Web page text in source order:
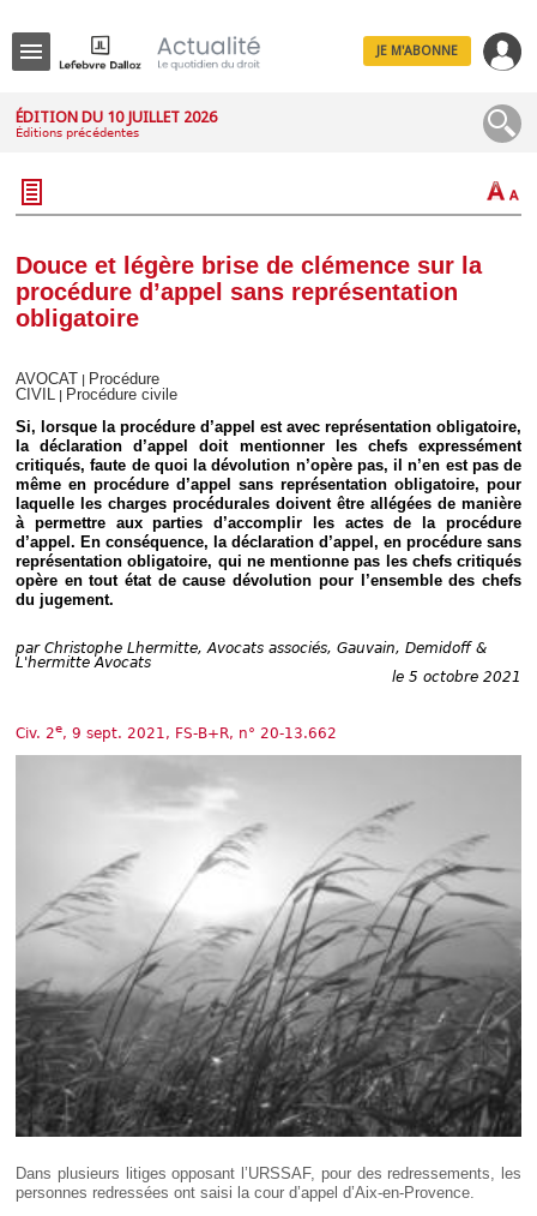
IT
JE M'ABONNE
ÉDITION DU 10 JUILLET 2026
Éditions précédentes
Douce et légère brise de clémence sur la
procédure d’appel sans représentation
obligatoire
AVOCAT
Procédure
CIVIL
Procédure civile
Si, lorsque la procédure d’appel est avec représentation obligatoire,
la déclaration d’appel doit mentionner les chefs expressément
critiqués, faute de quoi la dévolution n’opère pas, il n’en est pas de
même en procédure d’appel sans représentation obligatoire, pour
laquelle les charges procédurales doivent être allégées de manière
à permettre aux parties d’accomplir les actes de la procédure
d’appel. En conséquence, la déclaration d’appel, en procédure sans
représentation obligatoire, qui ne mentionne pas les chefs critiqués
opère en tout état de cause dévolution pour l’ensemble des chefs
du jugement.
par Christophe Lhermitte, Avocats associés, Gauvain, Demidoff &
L'hermitte Avocats
le 5 octobre 2021
Civ. 2e, 9 sept. 2021, FS-B+R, n° 20-13.662
Dans plusieurs litiges opposant l’URSSAF, pour des redressements, les
personnes redressées ont saisi la cour d’appel d’Aix-en-Provence.